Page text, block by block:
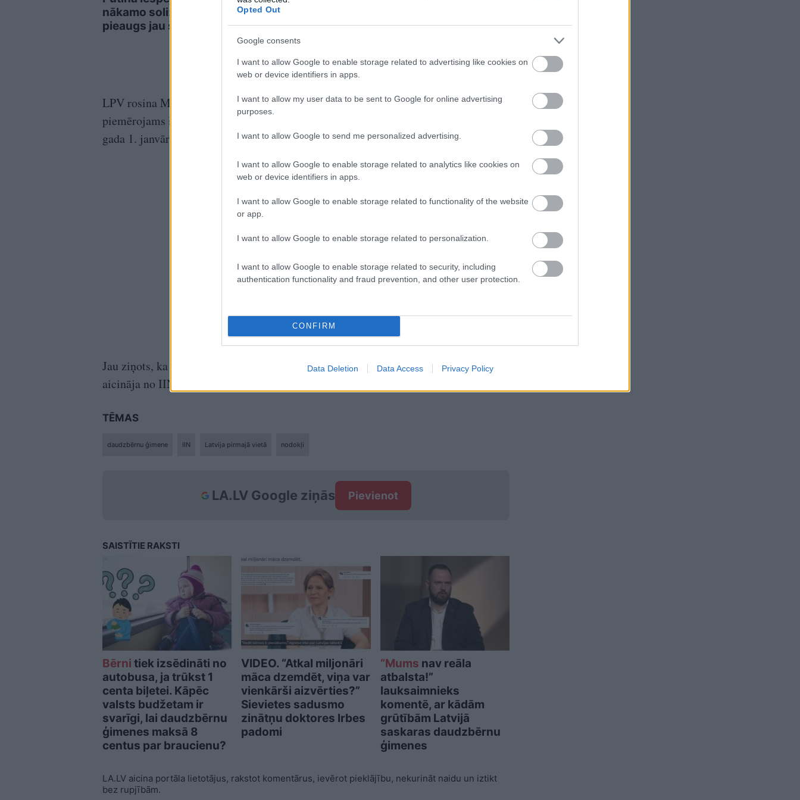
Opted Out
Google consents
I want to allow Google to enable storage related to advertising like cookies on
web or device identifiers in apps.
I want to allow my user data to be sent to Google for online advertising
purposes.
I want to allow Google to send me personalized advertising.
I want to allow Google to enable storage related to analytics like cookies on
web or device identifiers in apps.
I want to allow Google to enable storage related to functionality of the website
or app.
I want to allow Google to enable storage related to personalization.
I want to allow Google to enable storage related to security, including
authentication functionality and fraud prevention, and other user protection.
CONFIRM
Data Deletion Data Access Privacy Policy
nākamo soli: risks
pieaugs jau šoruden
vēstule sacēlusi vētru
Latvijā, bet ko par to
domā spāņi?
Mīlgrāve ļāvusies
Eirovīzijas zvaigzni
LPV rosina Ministru kabinetam līdz 2026. gada 1. oktobrim noteikt kārtību, kādā
piemērojams šis atvieglojums. Politiskais spēks vēlas, lai likums stātos spēkā 2027.
gada 1. janvārī.
Jau ziņots, ka parlaments ceturtdien noraidīja LPV izstrādātu likumprojektu, kas
aicināja no IIN atbrīvot vecākus, kuru apgādībā ir divi vai vairāk bērni.
TĒMAS
daudzbērnu ģimene IIN Latvija pirmajā vietā nodokļi
LA.LV Google ziņās Pievienot
SAISTĪTIE RAKSTI
Bērni tiek izsēdināti no
autobusa, ja trūkst 1
centa biļetei. Kāpēc
valsts budžetam ir
svarīgi, lai daudzbērnu
ģimenes maksā 8
centus par braucienu?
VIDEO. “Atkal miljonāri
māca dzemdēt, viņa var
vienkārši aizvērties?”
Sievietes sadusmo
zinātņu doktores Irbes
padomi
“Mums nav reāla
atbalsta!”
lauksaimnieks
komentē, ar kādām
grūtībām Latvijā
saskaras daudzbērnu
ģimenes
LA.LV aicina portāla lietotājus, rakstot komentārus, ievērot pieklājību, nekurināt naidu un iztikt
bez rupjībām.